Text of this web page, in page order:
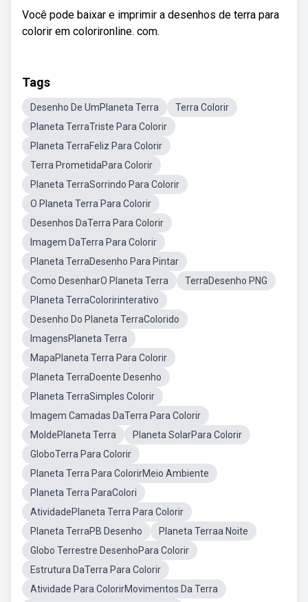
Você pode baixar e imprimir a desenhos de terra para
colorir em colorironline. com.
Tags
Desenho De UmPlaneta Terra
Terra Colorir
Planeta TerraTriste Para Colorir
Planeta TerraFeliz Para Colorir
Terra PrometidaPara Colorir
Planeta TerraSorrindo Para Colorir
O Planeta Terra Para Colorir
Desenhos DaTerra Para Colorir
Imagem DaTerra Para Colorir
Planeta TerraDesenho Para Pintar
Como DesenharO Planeta Terra
TerraDesenho PNG
Planeta TerraColoririnterativo
Desenho Do Planeta TerraColorido
ImagensPlaneta Terra
MapaPlaneta Terra Para Colorir
Planeta TerraDoente Desenho
Planeta TerraSimples Colorir
Imagem Camadas DaTerra Para Colorir
MoldePlaneta Terra
Planeta SolarPara Colorir
GloboTerra Para Colorir
Planeta Terra Para ColorirMeio Ambiente
Planeta Terra ParaColori
AtividadePlaneta Terra Para Colorir
Planeta TerraPB Desenho
Planeta Terraa Noite
Globo Terrestre DesenhoPara Colorir
Estrutura DaTerra Para Colorir
Atividade Para ColorirMovimentos Da Terra